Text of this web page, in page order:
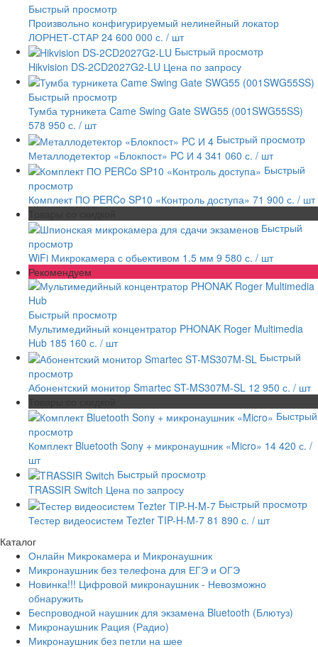
Быстрый просмотр
Произвольно конфигурируемый нелинейный локатор
ЛОРНЕТ-СТАР 24 600 000 с. / шт
Быстрый просмотр
Hikvision DS-2CD2027G2-LU Цена по запросу
Быстрый просмотр
Тумба турникета Came Swing Gate SWG55 (001SWG55SS)
578 950 с. / шт
Быстрый просмотр
Металлодетектор «Блокпост» PC И 4 341 060 с. / шт
Быстрый
просмотр
Комплект ПО PERCo SP10 «Контроль доступа» 71 900 с. / шт
Быстрый
просмотр
WiFi Микрокамера с обьективом 1.5 мм 9 580 с. / шт
Рекомендуем
Быстрый просмотр
Мультимедийный концентратор PHONAK Roger Multimedia
Hub 185 160 с. / шт
Быстрый
просмотр
Абонентский монитор Smartec ST-MS307M-SL 12 950 с. / шт
Быстрый
просмотр
Комплект Bluetooth Sony + микронаушник «Micro» 14 420 с. /
шт
Быстрый просмотр
TRASSIR Switch Цена по запросу
Быстрый просмотр
Тестер видеосистем Tezter TIP-H-M-7 81 890 с. / шт
Каталог
Онлайн Микрокамера и Микронаушник
Микронаушник без телефона для ЕГЭ и ОГЭ
Новинка!!! Цифровой микронаушник - Невозможно
обнаружить
Беспроводной наушник для экзамена Bluetooth (Блютуз)
Микронаушник Рация (Радио)
Микронаушник без петли на шее